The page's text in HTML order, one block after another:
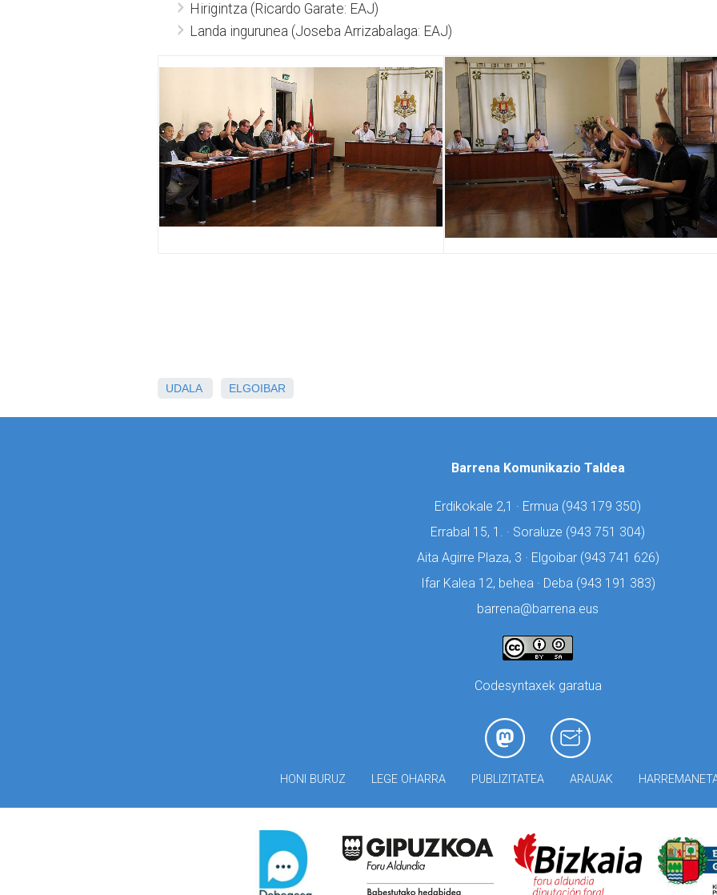
Hirigintza (Ricardo Garate: EAJ)
Landa ingurunea (Joseba Arrizabalaga: EAJ)
UDALA ELGOIBAR
Barrena Komunikazio Taldea
Erdikokale 2,1 · Ermua (943 179 350)
Errabal 15, 1. · Soraluze (943 751 304)
Aita Agirre Plaza, 3 · Elgoibar (943 741 626)
Ifar Kalea 12, behea · Deba (943 191 383)
barrena@barrena.eus
Codesyntaxek garatua
HONI BURUZ LEGE OHARRA PUBLIZITATEA ARAUAK